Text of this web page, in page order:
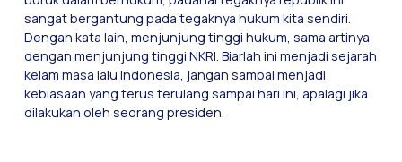
sangat bergantung pada tegaknya hukum kita sendiri.
Dengan kata lain, menjunjung tinggi hukum, sama artinya
dengan menjunjung tinggi NKRI. Biarlah ini menjadi sejarah
kelam masa lalu Indonesia, jangan sampai menjadi
kebiasaan yang terus terulang sampai hari ini, apalagi jika
dilakukan oleh seorang presiden.